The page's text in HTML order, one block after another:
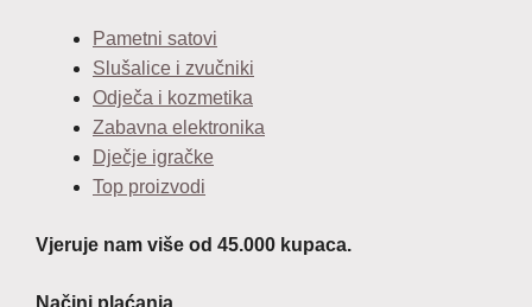
Pametni satovi
Slušalice i zvučniki
Odječa i kozmetika
Zabavna elektronika
Dječje igračke
Top proizvodi
Vjeruje nam više od 45.000 kupaca.